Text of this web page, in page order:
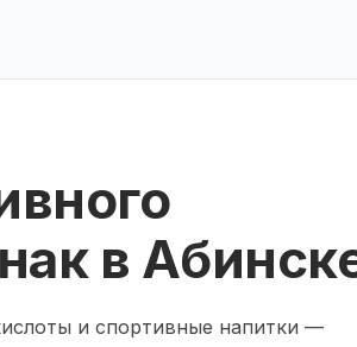
в
и спортивные напитки —